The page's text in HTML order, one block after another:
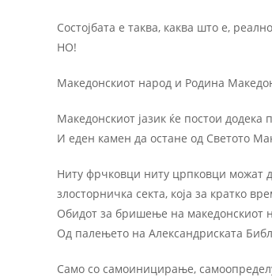
Состојбата е таква, каква што е,
НО!
Македонскиот народ и Родина
Македонскиот јазик ќе постои додека
И еден камен да остане од Светото
Ниту фрчковци ниту црпковци можат
злосторничка секта, која за кратко
Обидот за бришење на македонскиот
Од палењето на Александриската
Само со самоиницирање,